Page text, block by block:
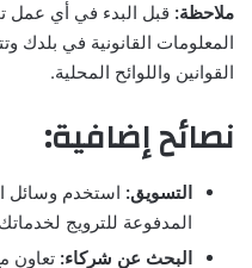
ملاحظة: قبل البدء في أي عمل
المعلومات القانونية في بلدك
القوانين واللوائح المحلية.
نصائح إضافية:
التسويق: استخدم وسائل
المدفوعة للترويج
البحث عن شركاء: تعاون